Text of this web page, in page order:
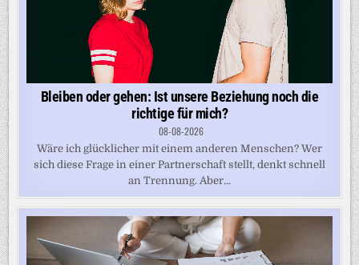
Bleiben oder gehen: Ist unsere Beziehung noch die
richtige für mich?
08-08-2026
Wäre ich glücklicher mit einem anderen Menschen? Wer
sich diese Frage in einer Partnerschaft stellt, denkt schnell
an Trennung. Aber...